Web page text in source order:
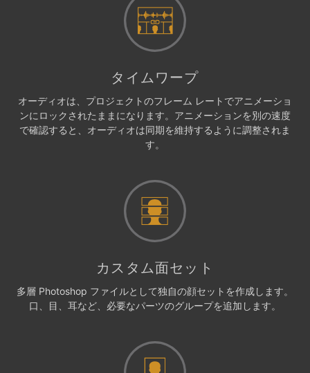
タイムワープ
オーディオは、プロジェクトのフレーム レートでアニメーショ
ンにロックされたままになります。アニメーションを別の速度
で確認すると、オーディオは同期を維持するように調整されま
す。
カスタム面セット
多層 Photoshop ファイルとして独自の顔セットを作成します。
口、目、耳など、必要なパーツのグループを追加します。